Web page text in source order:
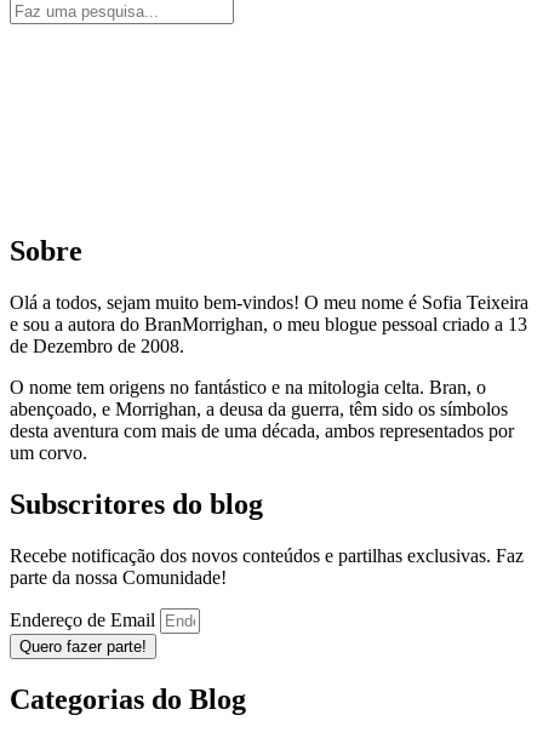
Sobre
Olá a todos, sejam muito bem-vindos! O meu nome é Sofia Teixeira
e sou a autora do BranMorrighan, o meu blogue pessoal criado a 13
de Dezembro de 2008.
O nome tem origens no fantástico e na mitologia celta. Bran, o
abençoado, e Morrighan, a deusa da guerra, têm sido os símbolos
desta aventura com mais de uma década, ambos representados por
um corvo.
Subscritores do blog
Recebe notificação dos novos conteúdos e partilhas exclusivas. Faz
parte da nossa Comunidade!
Endereço de Email
Quero fazer parte!
Categorias do Blog